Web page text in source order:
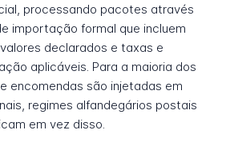
processando pacotes através
importação formal que incluem
declarados e taxas e
aplicáveis. Para a maioria dos
encomendas são injetadas em
regimes alfandegários postais
em vez disso.